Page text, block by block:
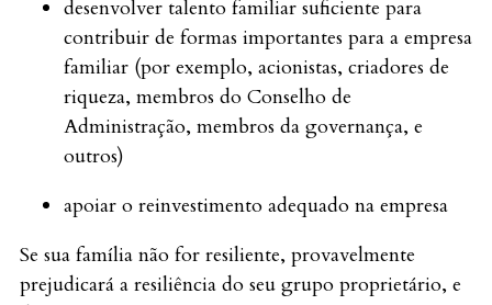
desenvolver talento familiar suficiente para
contribuir de formas importantes para a empresa
familiar (por exemplo, acionistas, criadores de
riqueza, membros do Conselho de
Administração, membros da governança, e
outros)
apoiar o reinvestimento adequado na empresa
Se sua família não for resiliente, provavelmente
prejudicará a resiliência do seu grupo proprietário, e